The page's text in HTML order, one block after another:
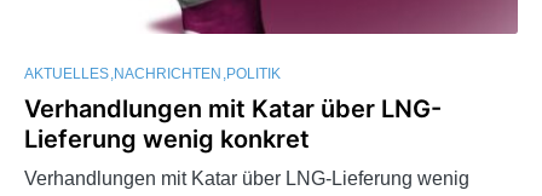
AKTUELLES NACHRICHTEN POLITIK
Verhandlungen mit Katar über LNG-
Lieferung wenig konkret
Verhandlungen mit Katar über LNG-Lieferung wenig